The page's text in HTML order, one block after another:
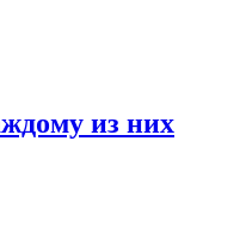
из них